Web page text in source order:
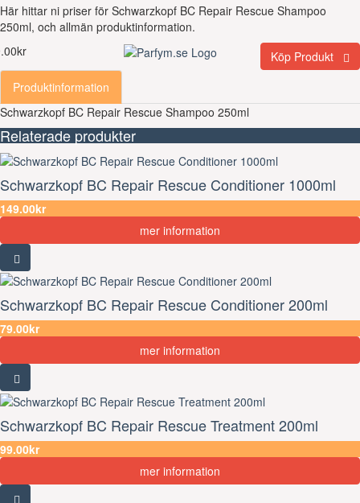
Här hittar ni priser för Schwarzkopf BC Repair Rescue Shampoo
250ml, och allmän produktinformation.
Köp Produkt
Produktinformation
Schwarzkopf BC Repair Rescue Shampoo 250ml
Relaterade produkter
Schwarzkopf BC Repair Rescue Conditioner 1000ml
149.00kr
mer information
Schwarzkopf BC Repair Rescue Conditioner 200ml
79.00kr
mer information
Schwarzkopf BC Repair Rescue Treatment 200ml
99.00kr
mer information